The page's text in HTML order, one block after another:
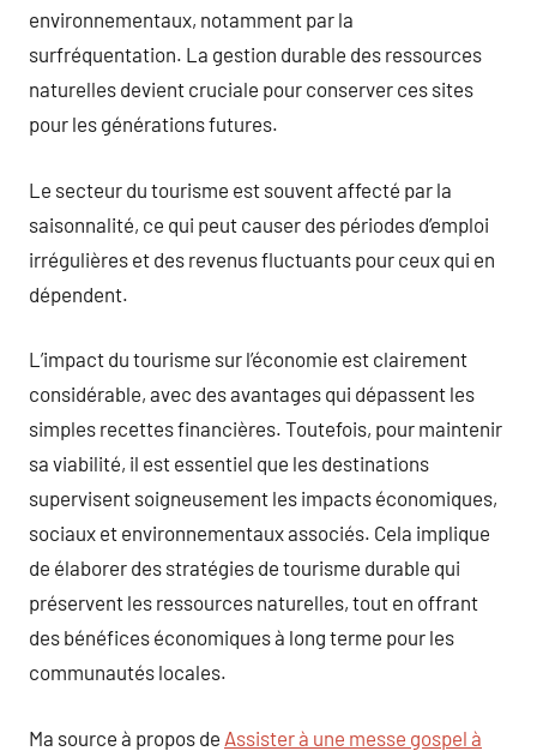
environnementaux, notamment par la
surfréquentation. La gestion durable des ressources
naturelles devient cruciale pour conserver ces sites
pour les générations futures.
Le secteur du tourisme est souvent affecté par la
saisonnalité, ce qui peut causer des périodes d’emploi
irrégulières et des revenus fluctuants pour ceux qui en
dépendent.
L’impact du tourisme sur l’économie est clairement
considérable, avec des avantages qui dépassent les
simples recettes financières. Toutefois, pour maintenir
sa viabilité, il est essentiel que les destinations
supervisent soigneusement les impacts économiques,
sociaux et environnementaux associés. Cela implique
de élaborer des stratégies de tourisme durable qui
préservent les ressources naturelles, tout en offrant
des bénéfices économiques à long terme pour les
communautés locales.
Ma source à propos de Assister à une messe gospel à